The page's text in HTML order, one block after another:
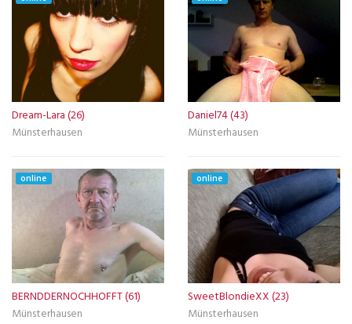
Dream-Lara (26)
Münsterhausen
Daniel74 (43)
Münsterhausen
online
BERNDDERNOCHHOFFT (61)
Münsterhausen
online
SweetBlondieXX (23)
Münsterhausen